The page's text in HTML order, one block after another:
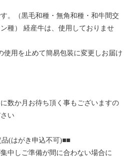
。（黒毛和種・無角和種・和牛間交
種） 経産牛は、使用しておりませ
使用を止めて簡易包装に変更しお届け
数か月お待ち頂く事もございますの
い
(はがき申込不可)■■
中しご準備が間に合わない場合に